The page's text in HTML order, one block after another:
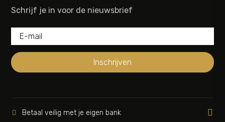
Schrijf je in voor de nieuwsbrief
Inschrijven
 Betaal veilig met je eigen bank 